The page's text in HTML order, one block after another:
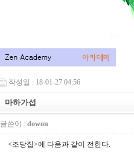
작성일 : 18-01-27 04:56
마하가섭
글쓴이 : dowon
<조당집>에 다음과 같이 전한다.